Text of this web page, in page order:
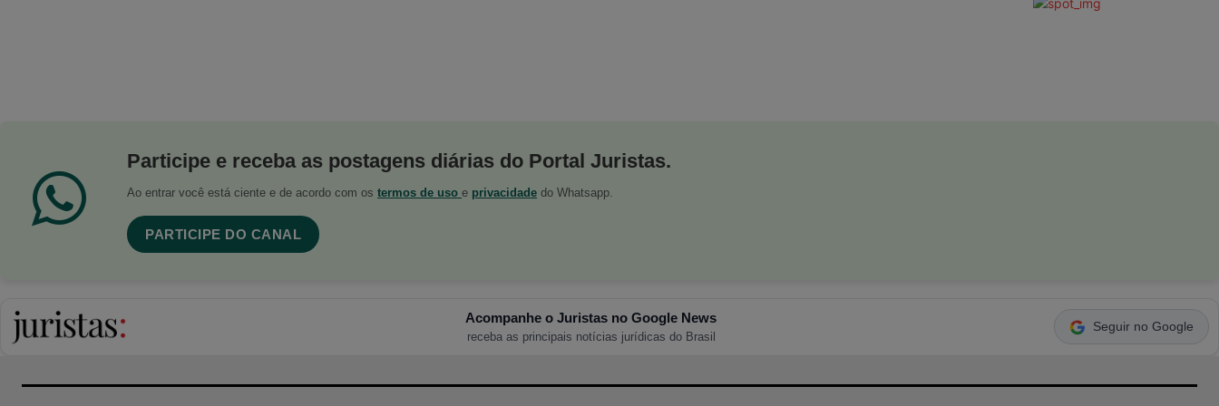
Participe e receba as postagens diárias do Portal Juristas.
Ao entrar você está ciente e de acordo com os termos de uso e privacidade do Whatsapp.
PARTICIPE DO CANAL
Acompanhe o Juristas no Google News
receba as principais notícias jurídicas do Brasil
Seguir no Google